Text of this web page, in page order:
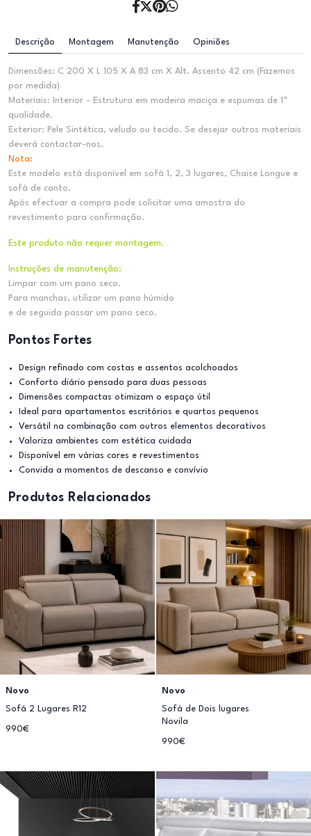
Descrição Montagem Manutenção Opiniões
Dimensões: C 200 X L 105 X A 83 cm X Alt. Assento 42 cm (Fazemos
por medida)
Materiais: Interior - Estrutura em madeira maciça e espumas de 1ª
qualidade.
Exterior: Pele Sintética, veludo ou tecido. Se desejar outros materiais
deverá contactar-nos.
Nota:
Este modelo está disponível em sofá 1, 2, 3 lugares, Chaise Longue e
sofá de canto.
Após efectuar a compra pode solicitar uma amostra do
revestimento para confirmação.
Este produto não requer montagem.
Instruções de manutenção:
Limpar com um pano seco.
Para manchas, utilizar um pano húmido
e de seguida passar um pano seco.
Pontos Fortes
Design refinado com costas e assentos acolchoados
Conforto diário pensado para duas pessoas
Dimensões compactas otimizam o espaço útil
Ideal para apartamentos escritórios e quartos pequenos
Versátil na combinação com outros elementos decorativos
Valoriza ambientes com estética cuidada
Disponível em várias cores e revestimentos
Convida a momentos de descanso e convívio
Produtos Relacionados
Novo
Sofá 2 Lugares R12
990€
Novo
Sofá de Dois lugares
Novila
990€